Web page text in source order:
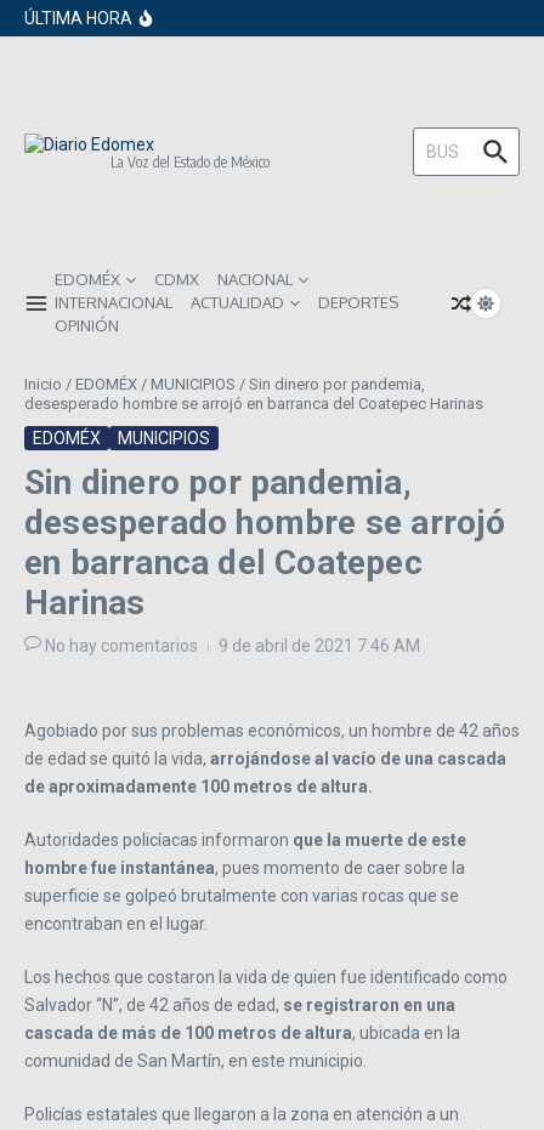
Saltar al contenido
ÚLTIMA HORA
inversionistas extranjeros; emite nueva
comunes entre los mexicanos
La Voz del Estado de México
Buscar:
EDOMÉX CDMX
NACIONAL
INTERNACIONAL
ACTUALIDAD
DEPORTES
OPINIÓN
Inicio / EDOMÉX / MUNICIPIOS / Sin dinero por pandemia,
desesperado hombre se arrojó en barranca del Coatepec Harinas
EDOMÉX MUNICIPIOS
Sin dinero por pandemia,
desesperado hombre se arrojó
en barranca del Coatepec
Harinas
No hay comentarios 9 de abril de 2021 7:46 AM
Agobiado por sus problemas económicos, un hombre de 42 años
de edad se quitó la vida, arrojándose al vacío de una cascada
de aproximadamente 100 metros de altura.
Autoridades policíacas informaron que la muerte de este
hombre fue instantánea, pues momento de caer sobre la
superficie se golpeó brutalmente con varias rocas que se
encontraban en el lugar.
Los hechos que costaron la vida de quien fue identificado como
Salvador “N”, de 42 años de edad, se registraron en una
cascada de más de 100 metros de altura, ubicada en la
comunidad de San Martín, en este municipio.
Policías estatales que llegaron a la zona en atención a un